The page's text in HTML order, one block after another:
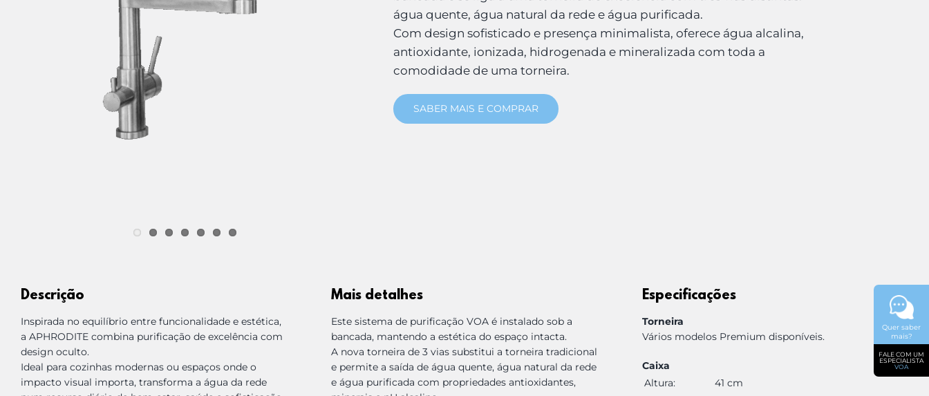
água quente, água natural da rede e água purificada.
Com design sofisticado e presença minimalista, oferece água alcalina,
antioxidante, ionizada, hidrogenada e mineralizada com toda a
comodidade de uma torneira.
SABER MAIS E COMPRAR
Descrição
Inspirada no equilíbrio entre funcionalidade e estética,
a APHRODITE combina purificação de excelência com
design oculto.
Ideal para cozinhas modernas ou espaços onde o
impacto visual importa, transforma a água da rede
Mais detalhes
Este sistema de purificação VOA é instalado sob a
bancada, mantendo a estética do espaço intacta.
A nova torneira de 3 vias substitui a torneira tradicional
e permite a saída de água quente, água natural da rede
e água purificada com propriedades antioxidantes,
Especificações
Torneira
Vários modelos Premium disponíveis.
Caixa
Altura:
41 cm
Quer saber
mais?
FALE COM UM
ESPECIALISTA
VOA